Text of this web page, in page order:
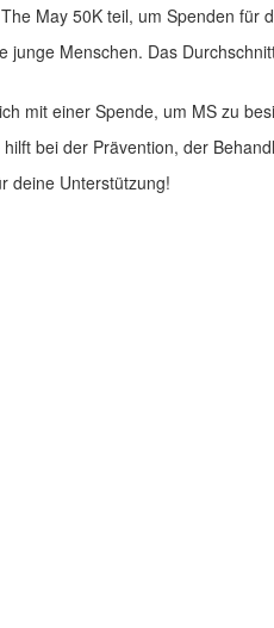
May 50K teil, um Spenden für
junge Menschen. Das
mit einer Spende, um MS zu
bei der Prävention, der
deine Unterstützung!